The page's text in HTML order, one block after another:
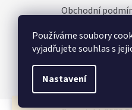
Používáme soubory
vyjadřujete souhlas s
Nastavení
DOPRAVA ZDARMA při platbě
Obchodní
Nejčastější otázky
Jak funguje
Podmínky